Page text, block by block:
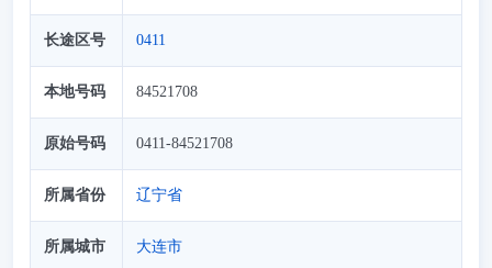
长途区号 0411
本地号码 84521708
原始号码 0411-84521708
所属省份 辽宁省
所属城市 大连市